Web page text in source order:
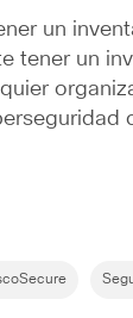
un
tener un